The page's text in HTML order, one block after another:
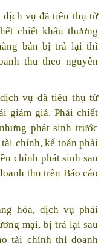
dịch vụ đã tiêu thụ từ
chiết khấu thương
bán bị trả lại thì
thu theo nguyên
vụ đã tiêu thụ từ
giảm giá. Phải chiết
phát sinh trước
chính, kế toán phải
chỉnh phát sinh sau
thu trên Báo cáo
hóa, dịch vụ phải
mại, bị trả lại sau
tài chính thì doanh